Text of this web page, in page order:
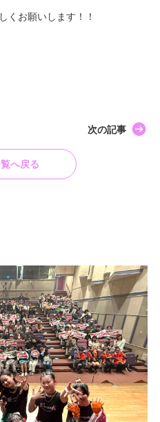
くお願いします！！
へ戻る
次の記事